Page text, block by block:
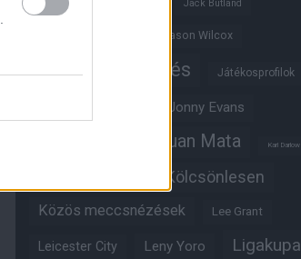
Hull City Jack Butland
Jason Wilcox
Játékosértékelés Játékosprofilok
Jonny Evans
Juan Mata Karl Darlow
Kölcsönlesen
Közös meccsnézések Lee Grant
Leicester City Leny Yoro Ligakupa